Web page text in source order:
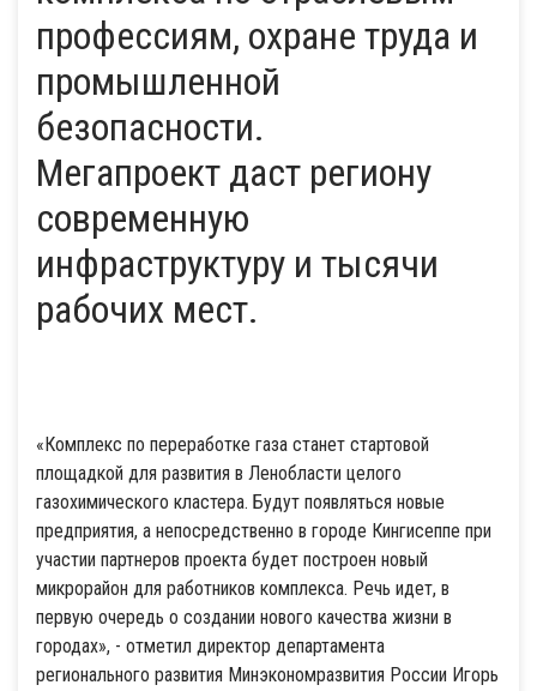
профессиям, охране труда и
промышленной
безопасности.
Мегапроект даст региону
современную
инфраструктуру и тысячи
рабочих мест.
«Комплекс по переработке газа станет стартовой
площадкой для развития в Ленобласти целого
газохимического кластера. Будут появляться новые
предприятия, а непосредственно в городе Кингисеппе при
участии партнеров проекта будет построен новый
микрорайон для работников комплекса. Речь идет, в
первую очередь о создании нового качества жизни в
городах», - отметил директор департамента
регионального развития Минэкономразвития России Игорь